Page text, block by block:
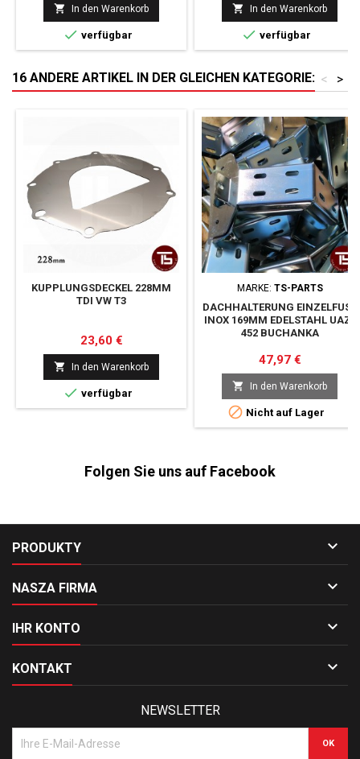
 In den Warenkorb
 verfügbar
 In den Warenkorb
 verfügbar
16 ANDERE ARTIKEL IN DER GLEICHEN KATEGORIE: >
<
KUPPLUNGSDECKEL 228MM
TDI VW T3
Preis
23,60 €
 In den Warenkorb
 verfügbar
MARKE: TS-PARTS
DACHHALTERUNG EINZELFUSS I
NOX 169MM EDELSTAHL UAZ-4
52 BUCHANKA
Preis
47,97 €
 In den Warenkorb
 Nicht auf Lager
Folgen Sie uns auf Facebook
PRODUKTY 
NASZA FIRMA 
IHR KONTO 
KONTAKT 
NEWSLETTER